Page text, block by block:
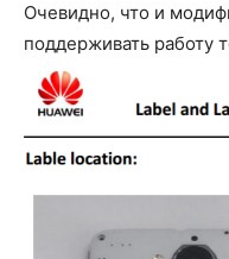
Очевидно, что и
поддерживать работу